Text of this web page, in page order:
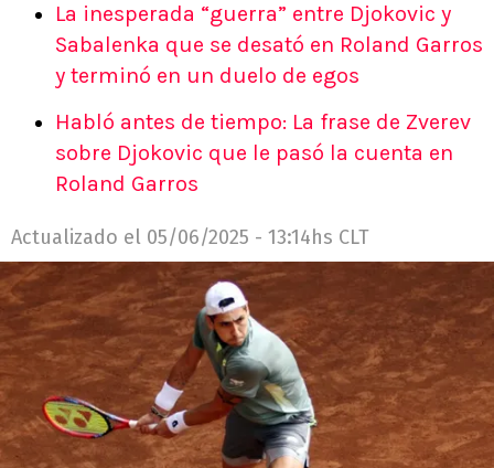
La inesperada “guerra” entre Djokovic y
Sabalenka que se desató en Roland Garros
y terminó en un duelo de egos
Habló antes de tiempo: La frase de Zverev
sobre Djokovic que le pasó la cuenta en
Roland Garros
Actualizado el 05/06/2025 - 13:14hs CLT